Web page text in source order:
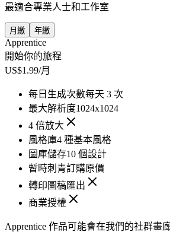
最適合專業人士和工作室
月繳 年繳
Apprentice
開始你的旅程
US$1.99/月
每日生成次數每天 3 次
最大解析度1024x1024
4 倍放大
風格庫4 種基本風格
圖庫儲存10 個設計
暫時刺青訂購原價
轉印圖稿匯出
商業授權
Apprentice 作品可能會在我們的社群畫